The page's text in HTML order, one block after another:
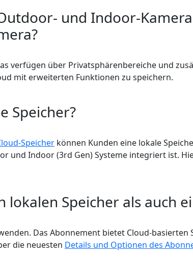
und Indoor-
verfügen über Privatsphärenbereiche und
mit erweiterten Funktionen zu speichern.
Speicher?
Speicher können Kunden eine lokale
und Indoor (3rd Gen) Systeme integriert ist.
lokalen Speicher als auch
Das Abonnement bietet Cloud-
die neuesten Details und Optionen des